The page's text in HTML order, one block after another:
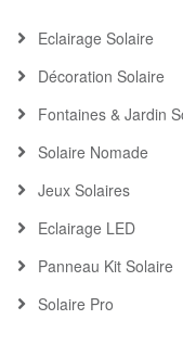
Eclairage Solaire
Décoration Solaire
Fontaines & Jardin
Solaire Nomade
Jeux Solaires
Eclairage LED
Panneau Kit Solaire
Solaire Pro